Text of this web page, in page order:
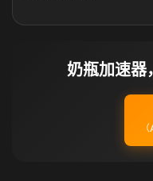
奶瓶加速器